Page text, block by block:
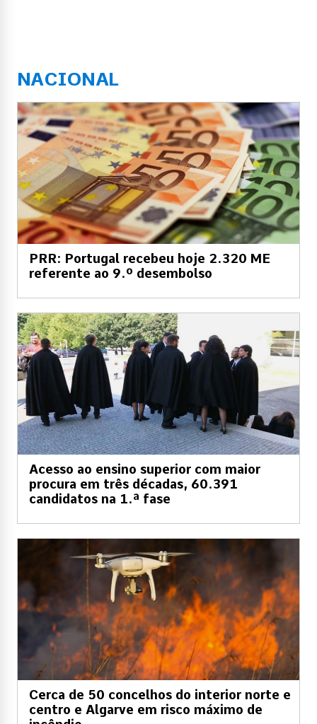
NACIONAL
PRR: Portugal recebeu hoje 2.320 ME
referente ao 9.º desembolso
Acesso ao ensino superior com maior
procura em três décadas, 60.391
candidatos na 1.ª fase
Cerca de 50 concelhos do interior norte e
centro e Algarve em risco máximo de